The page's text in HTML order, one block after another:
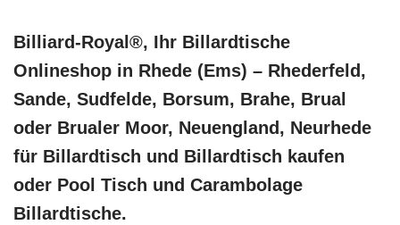
Billiard-Royal®, Ihr Billardtische
Onlineshop in Rhede (Ems) – Rhederfeld,
Sande, Sudfelde, Borsum, Brahe, Brual
oder Brualer Moor, Neuengland, Neurhede
für Billardtisch und Billardtisch kaufen
oder Pool Tisch und Carambolage
Billardtische.